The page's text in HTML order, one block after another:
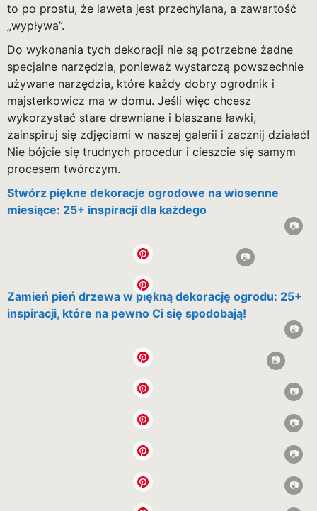
to po prostu, że laweta jest przechylana, a zawartość
„wypływa”.
Do wykonania tych dekoracji nie są potrzebne żadne
specjalne narzędzia, ponieważ wystarczą powszechnie
używane narzędzia, które każdy dobry ogrodnik i
majsterkowicz ma w domu. Jeśli więc chcesz
wykorzystać stare drewniane i blaszane ławki,
zainspiruj się zdjęciami w naszej galerii i zacznij działać!
Nie bójcie się trudnych procedur i cieszcie się samym
procesem twórczym.
Stwórz piękne dekoracje ogrodowe na wiosenne
miesiące: 25+ inspiracji dla każdego
Zamień pień drzewa w piękną dekorację ogrodu: 25+
inspiracji, które na pewno Ci się spodobają!